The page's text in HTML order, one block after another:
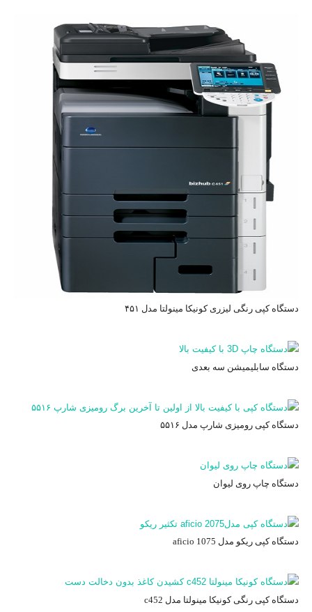
دستگاه کپی رنگی لیزری کونیکا مینولتا مدل ۴۵۱
دستگاه سابلیمیشن سه بعدی
دستگاه کپی رومیزی شارپ مدل ۵۵۱۶
دستگاه چاپ روی لیوان
دستگاه کپی ریکو مدل aficio 1075
دستگاه کپی رنگی کونیکا مینولتا مدل c452